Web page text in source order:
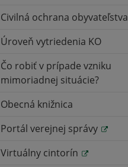
Civilná ochrana obyvateľstva
Úroveň vytriedenia KO
Čo robiť v prípade vzniku
mimoriadnej situácie?
Obecná knižnica
Portál verejnej správy
Virtuálny cintorín